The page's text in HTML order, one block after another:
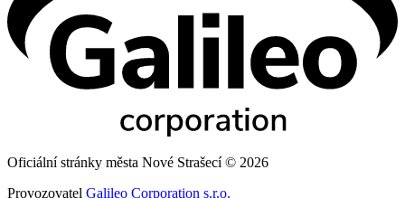
Oficiální stránky města Nové Strašecí © 2026
Provozovatel Galileo Corporation s.r.o.